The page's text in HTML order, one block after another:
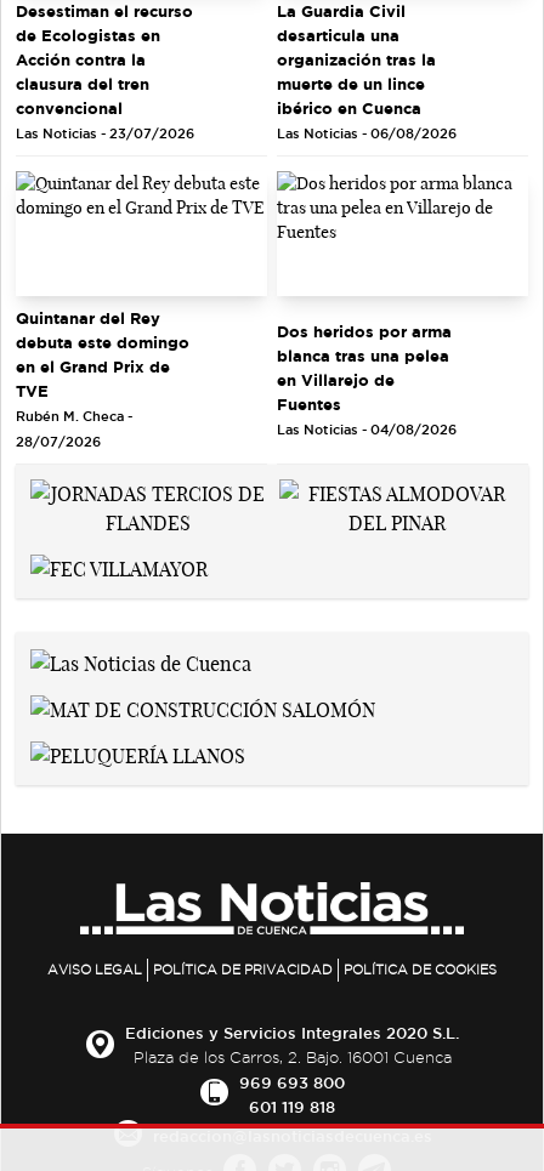
Desestiman el recurso
de Ecologistas en
Acción contra la
clausura del tren
convencional
Las Noticias - 23/07/2026
La Guardia Civil
desarticula una
organización tras la
muerte de un lince
ibérico en Cuenca
Las Noticias - 06/08/2026
Quintanar del Rey
debuta este domingo
en el Grand Prix de
TVE
Rubén M. Checa -
28/07/2026
Dos heridos por arma
blanca tras una pelea
en Villarejo de
Fuentes
Las Noticias - 04/08/2026
AVISO LEGAL POLÍTICA DE PRIVACIDAD POLÍTICA DE COOKIES
Ediciones y Servicios Integrales 2020 S.L.
Plaza de los Carros, 2. Bajo. 16001 Cuenca
969 693 800
601 119 818